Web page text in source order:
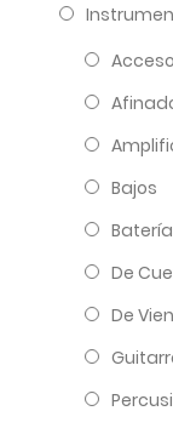
Bajos
De
De